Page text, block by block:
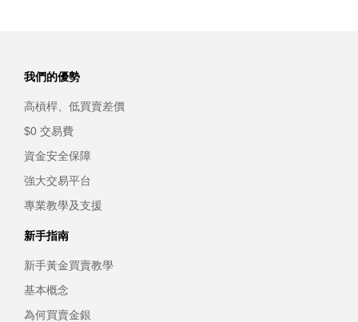
我們的優勢
高槓桿、低買賣差價
$0 交易費
資金安全保障
強大交易平台
專業教學及支援
新手指南
新手黃金買賣教學
基本概念
為何買賣金銀